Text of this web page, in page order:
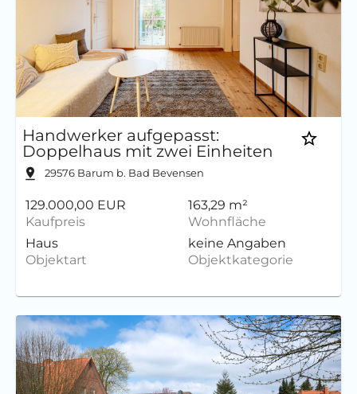
Handwerker aufgepasst:
Doppelhaus mit zwei Einheiten
29576 Barum b. Bad Bevensen
129.000,00 EUR
Kaufpreis
163,29 m²
Wohnfläche
Haus
Objektart
keine Angaben
Objektkategorie